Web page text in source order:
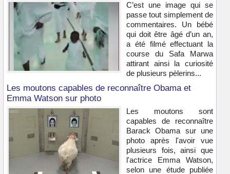
C’est une image qui se
passe tout simplement de
commentaires. Un bébé
qui doit être âgé d’un an,
a été filmé effectuant la
course du Safa Marwa
attirant ainsi la curiosité
de plusieurs pèlerins...
Les moutons capables de reconnaître Obama et
Emma Watson sur photo
Les moutons sont
capables de reconnaître
Barack Obama sur une
photo après l'avoir vue
plusieurs fois, ainsi que
l'actrice Emma Watson,
selon une étude publiée